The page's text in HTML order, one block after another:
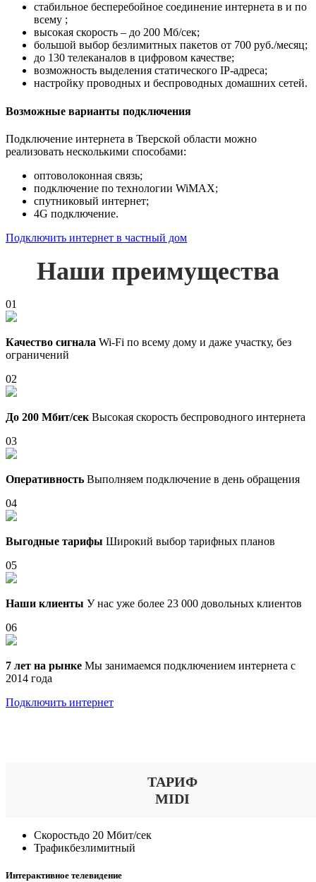
стабильное бесперебойное соединение интернета в и по
всему ;
высокая скорость – до 200 Мб/сек;
большой выбор безлимитных пакетов от 700 руб./месяц;
до 130 телеканалов в цифровом качестве;
возможность выделения статического IP-адреса;
настройку проводных и беспроводных домашних сетей.
Возможные варианты подключения
Подключение интернета в Тверской области можно
реализовать несколькими способами:
оптоволоконная связь;
подключение по технологии WiMAX;
спутниковый интернет;
4G подключение.
Подключить интернет в частный дом
Наши преимущества
01
Качество сигнала Wi-Fi по всему дому и даже участку, без
ограничений
02
До 200 Мбит/сек Высокая скорость беспроводного интернета
03
Оперативность Выполняем подключение в день обращения
04
Выгодные тарифы Широкий выбор тарифных планов
05
Наши клиенты У нас уже более 23 000 довольных клиентов
06
7 лет на рынке Мы занимаемся подключением интернета с
2014 года
Подключить интернет
ТАРИФ
MIDI
Скоростьдо 20 Мбит/сек
Трафикбезлимитный
Интерактивное телевидение